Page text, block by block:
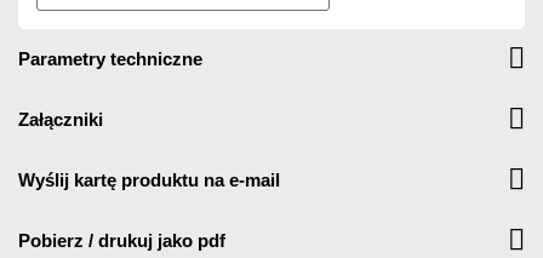
parametry techniczne
załączniki
wyślij kartę produktu na e-mail
pobierz / drukuj jako pdf